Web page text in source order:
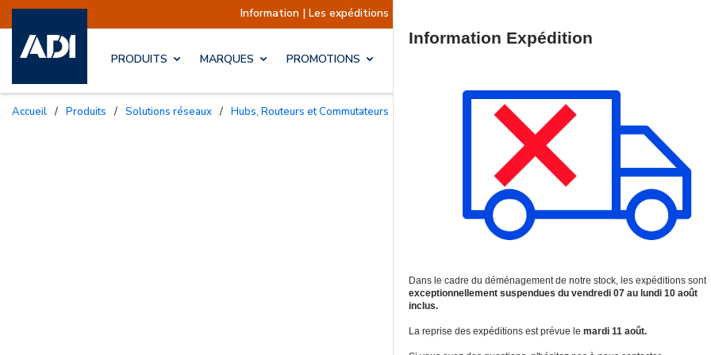
Information | Les expéditions sont actuellement suspendues Reprise prévue le
PRODUITS MARQUES PROMOTIONS
Accueil / Produits / Solutions réseaux / Hubs, Routeurs et Commutateurs